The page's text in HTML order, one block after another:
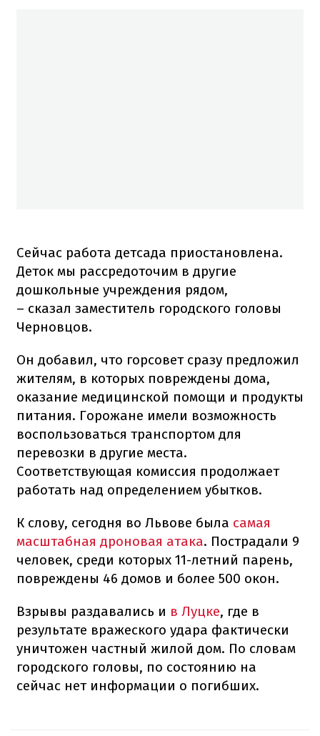
Сейчас работа детсада приостановлена.
Деток мы рассредоточим в другие
дошкольные учреждения рядом,
– сказал заместитель городского головы
Черновцов.
Он добавил, что горсовет сразу предложил
жителям, в которых повреждены дома,
оказание медицинской помощи и продукты
питания. Горожане имели возможность
воспользоваться транспортом для
перевозки в другие места.
Соответствующая комиссия продолжает
работать над определением убытков.
К слову, сегодня во Львове была самая
масштабная дроновая атака. Пострадали 9
человек, среди которых 11-летний парень,
повреждены 46 домов и более 500 окон.
Взрывы раздавались и в Луцке, где в
результате вражеского удара фактически
уничтожен частный жилой дом. По словам
городского головы, по состоянию на
сейчас нет информации о погибших.